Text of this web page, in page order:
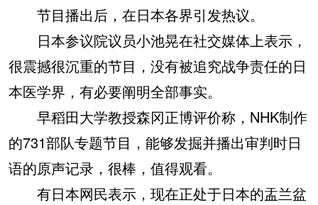
节目播出后，在日本各界引发热议。
日本参议院议员小池晃在社交媒体上表示，
很震撼很沉重的节目，没有被追究战争责任的日
本医学界，有必要阐明全部事实。
早稻田大学教授森冈正博评价称，NHK制作
的731部队专题节目，能够发掘并播出审判时日
语的原声记录，很棒，值得观看。
有日本网民表示，现在正处于日本的盂兰盆